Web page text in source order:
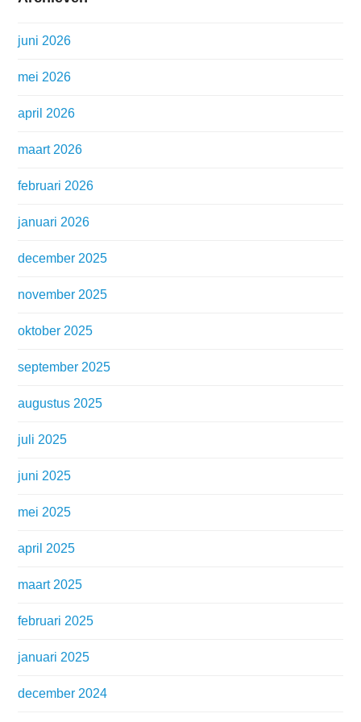
juni 2026
mei 2026
april 2026
maart 2026
februari 2026
januari 2026
december 2025
november 2025
oktober 2025
september 2025
augustus 2025
juli 2025
juni 2025
mei 2025
april 2025
maart 2025
februari 2025
januari 2025
december 2024